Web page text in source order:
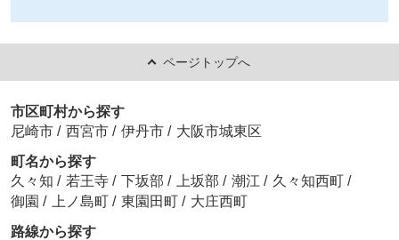
ページトップへ
市区町村から探す
尼崎市 / 西宮市 / 伊丹市 / 大阪市城東区
町名から探す
久々知 / 若王寺 / 下坂部 / 上坂部 / 潮江 / 久々知西町 /
御園 / 上ノ島町 / 東園田町 / 大庄西町
路線から探す